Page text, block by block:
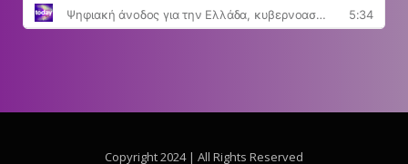
Copyright 2024 | All Rights Reserved